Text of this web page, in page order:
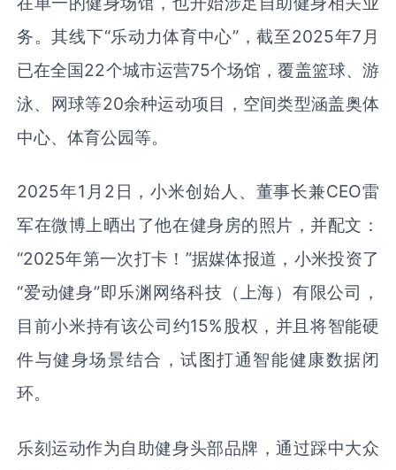
务。其线下“乐动力体育中心”，截至2025年7 月
已在全国22个城市运营75个场馆，覆盖篮球、游
泳、网球等20余种运动项目，空间类型涵盖奥体
中心、体育公园等。
2025年1 月 2 日，小米创始人、董事长兼CEO雷
军在微博上晒出了他在健身房的照片，并配文：
“2025年第一次打卡！”据媒体报道，小米投资了
“爱动健身”即乐渊网络科技（上海）有限公司，
目前小米持有该公司约15% 股权，并且将智能硬
件与健身场景结合，试图打通智能健康数据闭
环。
乐刻运动作为自助健身头部品牌，通过踩中大众